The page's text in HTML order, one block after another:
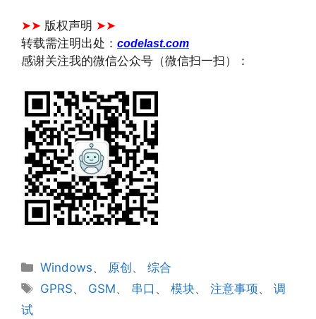
➤➤ 版权声明 ➤➤
转载需注明出处： codelast.com
感谢关注我的微信公众号（微信扫一扫）：
分
类
Windows、 原创、综合
标
GPRS、 GSM、 串口 、模块、注意事项、调
试